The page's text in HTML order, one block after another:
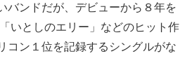
バンドだが、デビューから８年を
いとしのエリー」などのヒット作
コン１位を記録するシングルがな